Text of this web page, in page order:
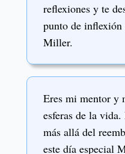
reflexiones y te
punto de
Miller.
Eres mi mentor y
esferas de la
más allá del
este día especial